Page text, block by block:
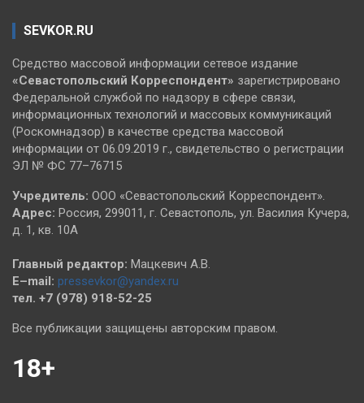
SEVKOR.RU
Средство массовой информации сетевое издание
«Севастопольский Корреспондент» зарегистрировано
Федеральной службой по надзору в сфере связи,
информационных технологий и массовых коммуникаций
(Роскомнадзор) в качестве средства массовой
информации от 06.09.2019 г., свидетельство о регистрации
ЭЛ № ФС 77–76715
Учредитель: ООО «Севастопольский Корреспондент».
Адрес: Россия, 299011, г. Севастополь, ул. Василия Кучера,
д. 1, кв. 10А
Главный редактор: Мацкевич А.В.
E–mail: pressevkor@yandex.ru
тел. +7 (978) 918-52-25
Все публикации защищены авторским правом.
18+